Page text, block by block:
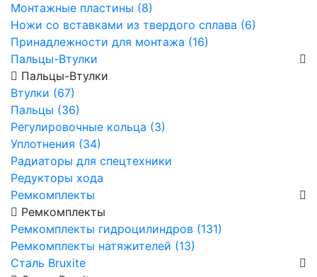
Монтажные пластины (8)
Ножи со вставками из твердого сплава (6)
Принадлежности для монтажа (16)
Пальцы-Втулки
Пальцы-Втулки
Втулки (67)
Пальцы (36)
Регулировочные кольца (3)
Уплотнения (34)
Радиаторы для спецтехники
Редукторы хода
Ремкомплекты
Ремкомплекты
Ремкомплекты гидроцилиндров (131)
Ремкомплекты натяжителей (13)
Сталь Bruxite